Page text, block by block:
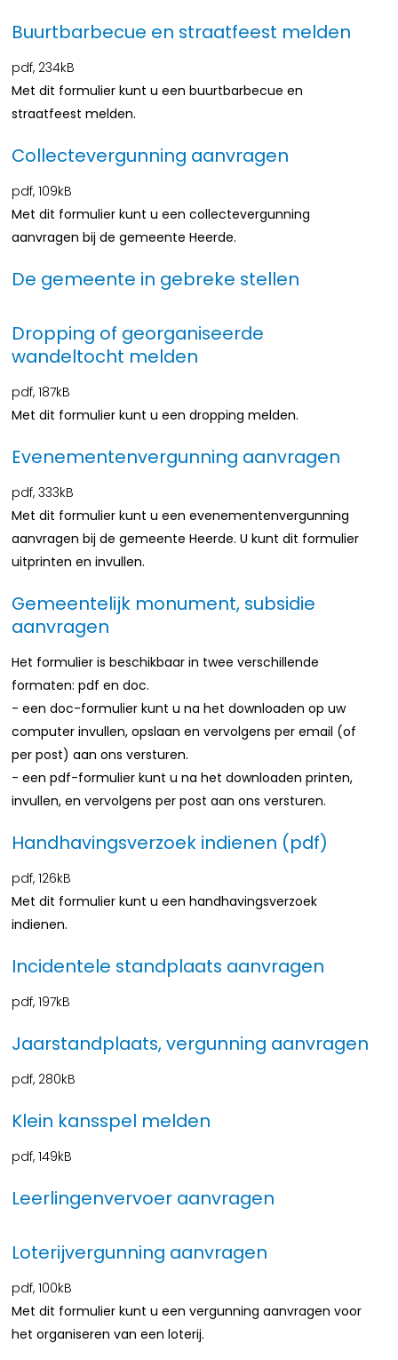
Buurtbarbecue en straatfeest melden
pdf, 234kB
Met dit formulier kunt u een buurtbarbecue en
straatfeest melden.
Collectevergunning aanvragen
pdf, 109kB
Met dit formulier kunt u een collectevergunning
aanvragen bij de gemeente Heerde.
De gemeente in gebreke stellen
Dropping of georganiseerde
wandeltocht melden
pdf, 187kB
Met dit formulier kunt u een dropping melden.
Evenementenvergunning aanvragen
pdf, 333kB
Met dit formulier kunt u een evenementenvergunning
aanvragen bij de gemeente Heerde. U kunt dit formulier
uitprinten en invullen.
Gemeentelijk monument, subsidie
aanvragen
Het formulier is beschikbaar in twee verschillende
formaten: pdf en doc.
- een doc-formulier kunt u na het downloaden op uw
computer invullen, opslaan en vervolgens per email (of
per post) aan ons versturen.
- een pdf-formulier kunt u na het downloaden printen,
invullen, en vervolgens per post aan ons versturen.
Handhavingsverzoek indienen (pdf)
pdf, 126kB
Met dit formulier kunt u een handhavingsverzoek
indienen.
Incidentele standplaats aanvragen
pdf, 197kB
Jaarstandplaats, vergunning aanvragen
pdf, 280kB
Klein kansspel melden
pdf, 149kB
Leerlingenvervoer aanvragen
Loterijvergunning aanvragen
pdf, 100kB
Met dit formulier kunt u een vergunning aanvragen voor
het organiseren van een loterij.